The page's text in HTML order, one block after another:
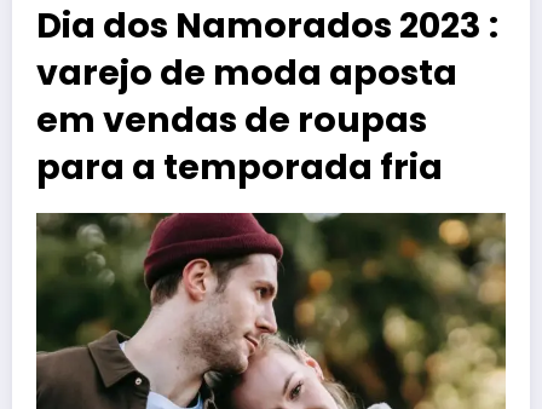
Dia dos Namorados 2023 :
varejo de moda aposta
em vendas de roupas
para a temporada fria